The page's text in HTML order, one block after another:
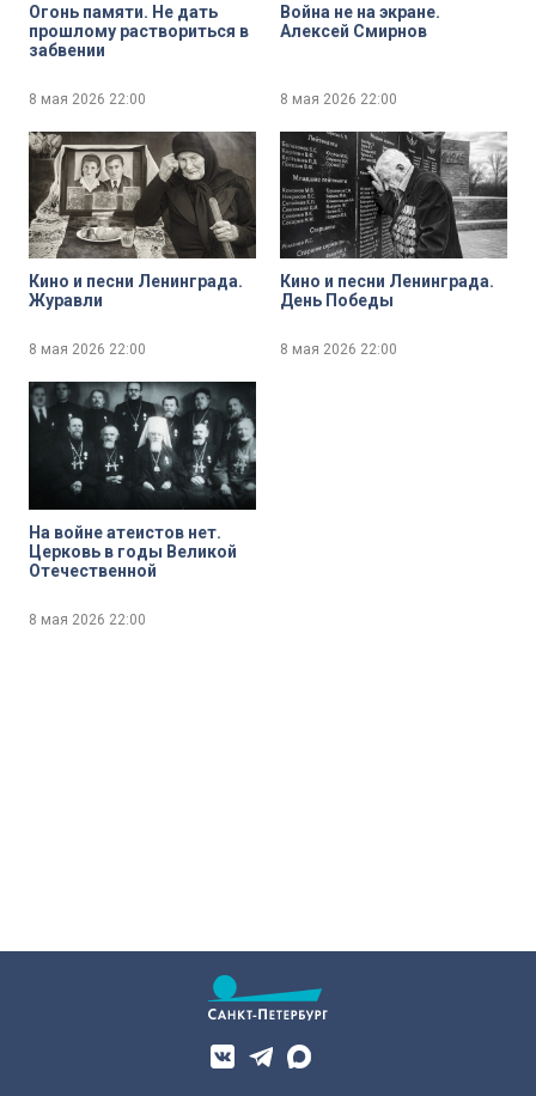
Огонь памяти. Не дать
прошлому раствориться в
забвении
8 мая 2026 22:00
Война не на экране.
Алексей Смирнов
8 мая 2026 22:00
Кино и песни Ленинграда.
Журавли
8 мая 2026 22:00
Кино и песни Ленинграда.
День Победы
8 мая 2026 22:00
На войне атеистов нет.
Церковь в годы Великой
Отечественной
8 мая 2026 22:00